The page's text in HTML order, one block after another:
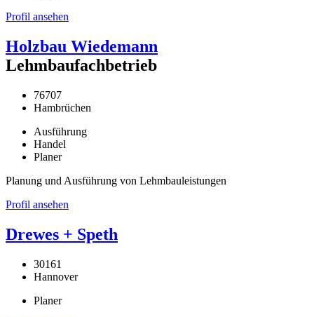
Profil ansehen
Holzbau Wiedemann
Lehmbaufachbetrieb
76707
Hambrüchen
Ausführung
Handel
Planer
Planung und Ausführung von Lehmbauleistungen
Profil ansehen
Drewes + Speth
30161
Hannover
Planer